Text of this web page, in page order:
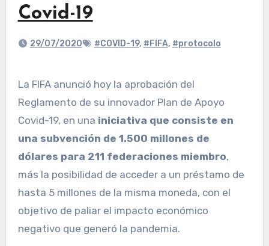
Covid-19
29/07/2020 #COVID-19, #FIFA, #protocolo
La FIFA anunció hoy la aprobación del
Reglamento de su innovador Plan de Apoyo
Covid-19, en una iniciativa que consiste en
una subvención de 1.500 millones de
dólares para 211 federaciones miembro,
más la posibilidad de acceder a un préstamo de
hasta 5 millones de la misma moneda, con el
objetivo de paliar el impacto económico
negativo que generó la pandemia.